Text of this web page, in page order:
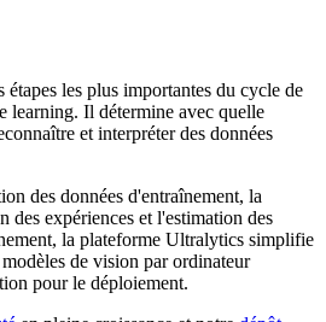
étapes les plus importantes du cycle de
learning. Il détermine avec quelle
et interpréter des données
des données d'entraînement, la
des expériences et l'estimation des
la plateforme Ultralytics simplifie
de vision par ordinateur
pour le déploiement.